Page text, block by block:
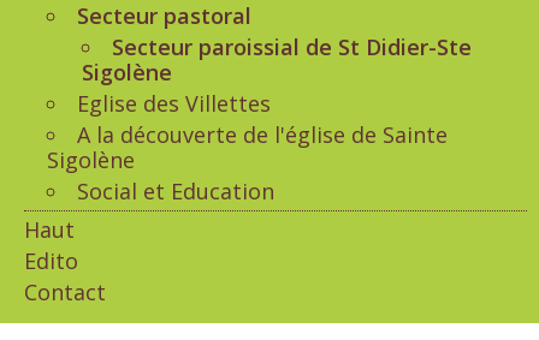
Secteur pastoral
Secteur paroissial de St Didier-Ste
Sigolène
Eglise des Villettes
A la découverte de l'église de Sainte
Sigolène
Social et Education
Haut
Edito
Contact